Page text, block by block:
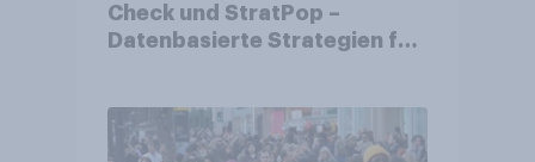
Check und StratPop –
Datenbasierte Strategien für